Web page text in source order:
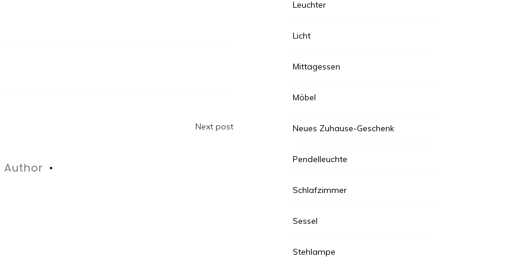
Next post
Author
Leuchter
Licht
Mittagessen
Möbel
Neues Zuhause-Geschenk
Pendelleuchte
Schlafzimmer
Sessel
Stehlampe